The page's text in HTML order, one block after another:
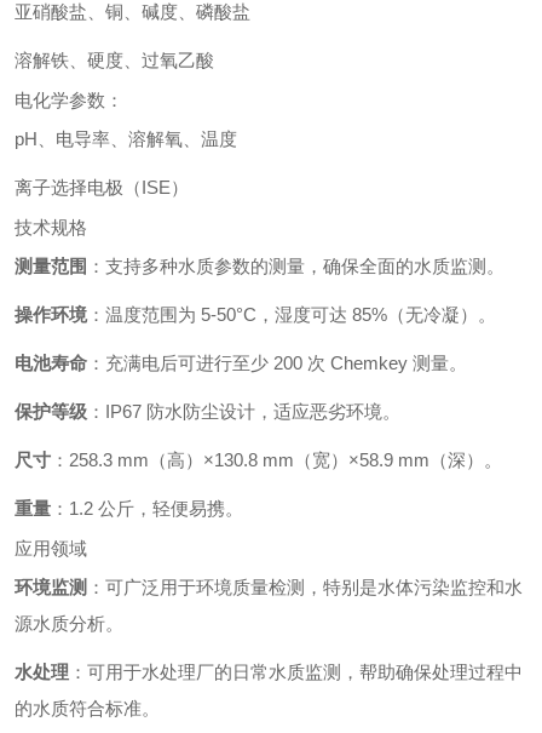
亚硝酸盐、铜、碱度、磷酸盐
溶解铁、硬度、过氧乙酸
电化学参数：
pH、电导率、溶解氧、温度
离子选择电极（ISE）
技术规格
测量范围 ：支持多种水质参数的测量，确保全面的水质监测。
操作环境：温度范围为 5-50°C，湿度可达 85%（无冷凝）。
电池寿命 ：充满电后可进行至少 200 次 Chemkey 测量。
保护等级 ：IP67 防水防尘设计，适应恶劣环境。
尺寸 ：258.3 mm（高）×130.8 mm（宽）×58.9 mm（深）。
重量 ：1.2 公斤，轻便易携。
应用领域
环境监测 ：可广泛用于环境质量检测，特别是水体污染监控和水
源水质分析。
水处理 ：可用于水处理厂的日常水质监测，帮助确保处理过程中
的水质符合标准。